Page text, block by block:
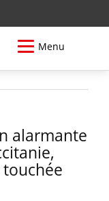
Menu
alarmante